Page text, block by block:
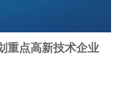
重点高新技术企业